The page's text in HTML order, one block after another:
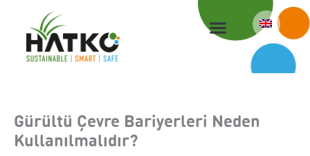
content
Gürültü Çevre Bariyerleri Neden
Kullanılmalıdır?